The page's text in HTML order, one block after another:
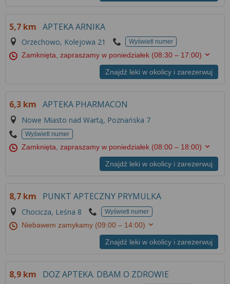
5,7 km APTEKA ARNIKA
Orzechowo, Kolejowa 21 Wyświetl numer
Zamknięta, zapraszamy w poniedziałek (08:30 – 17:00)
Znajdź leki w okolicy i zarezerwuj
6,3 km APTEKA PHARMACON
Nowe Miasto nad Wartą, Poznańska 7
Wyświetl numer
Zamknięta, zapraszamy w poniedziałek (08:00 – 18:00)
Znajdź leki w okolicy i zarezerwuj
8,7 km PUNKT APTECZNY PRYMULKA
Chocicza, Leśna 8 Wyświetl numer
Niebawem zamykamy (09:00 – 14:00)
Znajdź leki w okolicy i zarezerwuj
8,9 km DOZ APTEKA. DBAM O ZDROWIE
Więcej informacji na temat wykorzystywania
znajdziesz wRegulaminie Serwisu